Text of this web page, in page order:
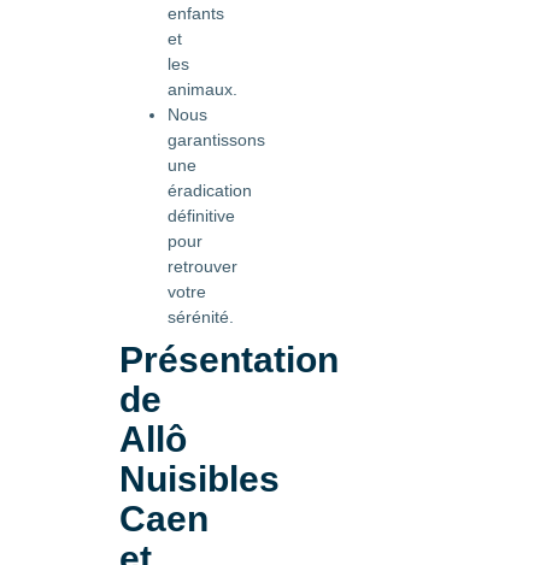
enfants
et
les
animaux.
Nous
garantissons
une
éradication
définitive
pour
retrouver
votre
sérénité.
Présentation
de
Allô
Nuisibles
Caen